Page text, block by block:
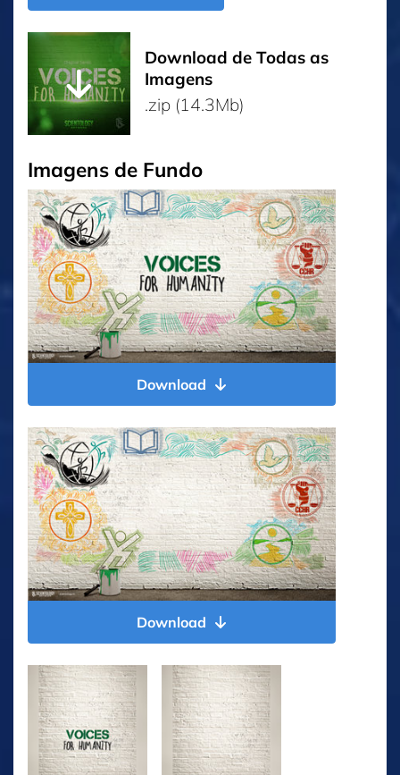
Download de Todas as
Imagens
.zip (14.3Mb)
Imagens de Fundo
Download
Download